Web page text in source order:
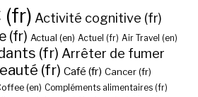
(fr) Activité cognitive (fr)
(fr) Actual (en) Actuel (fr) Air Travel (en)
(fr) Arrêter de fumer
(fr) Café (fr) Cancer (fr)
(en) Compléments alimentaires (fr)